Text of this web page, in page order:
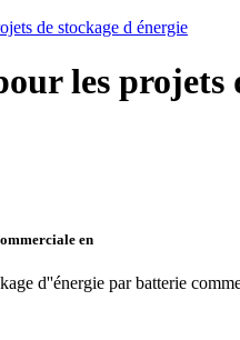
de stockage d énergie
les projets
en
d''énergie par batterie